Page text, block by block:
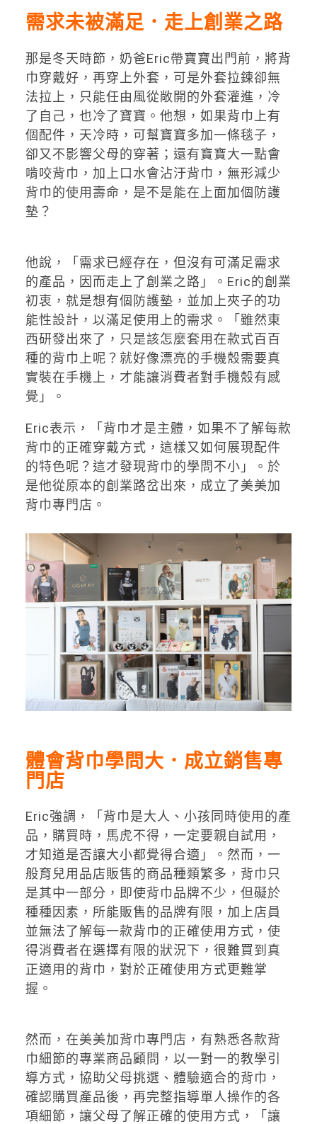
需求未被滿足．走上創業之路
那是冬天時節，奶爸Eric帶寶寶出門前，將背
巾穿戴好，再穿上外套，可是外套拉鍊卻無
法拉上，只能任由風從敞開的外套灌進，冷
了自己，也冷了寶寶。他想，如果背巾上有
個配件，天冷時，可幫寶寶多加一條毯子，
卻又不影響父母的穿著；還有寶寶大一點會
啃咬背巾，加上口水會沾汙背巾，無形減少
背巾的使用壽命，是不是能在上面加個防護
墊？
他說，「需求已經存在，但沒有可滿足需求
的產品，因而走上了創業之路」。Eric的創業
初衷，就是想有個防護墊，並加上夾子的功
能性設計，以滿足使用上的需求。「雖然東
西研發出來了，只是該怎麼套用在款式百百
種的背巾上呢？就好像漂亮的手機殼需要真
實裝在手機上，才能讓消費者對手機殼有感
覺」。
Eric表示，「背巾才是主體，如果不了解每款
背巾的正確穿戴方式，這樣又如何展現配件
的特色呢？這才發現背巾的學問不小」。於
是他從原本的創業路岔出來，成立了美美加
背巾專門店。
體會背巾學問大．成立銷售專
門店
Eric強調，「背巾是大人、小孩同時使用的產
品，購買時，馬虎不得，一定要親自試用，
才知道是否讓大小都覺得合適」。然而，一
般育兒用品店販售的商品種類繁多，背巾只
是其中一部分，即使背巾品牌不少，但礙於
種種因素，所能販售的品牌有限，加上店員
並無法了解每一款背巾的正確使用方式，使
得消費者在選擇有限的狀況下，很難買到真
正適用的背巾，對於正確使用方式更難掌
握。
然而，在美美加背巾專門店，有熟悉各款背
巾細節的專業商品顧問，以一對一的教學引
導方式，協助父母挑選、體驗適合的背巾，
確認購買產品後，再完整指導單人操作的各
項細節，讓父母了解正確的使用方式，「讓